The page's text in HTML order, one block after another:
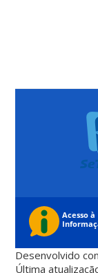
Desenvolvido
Última